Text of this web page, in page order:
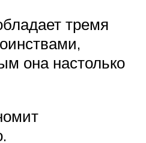
тремя
она настолько